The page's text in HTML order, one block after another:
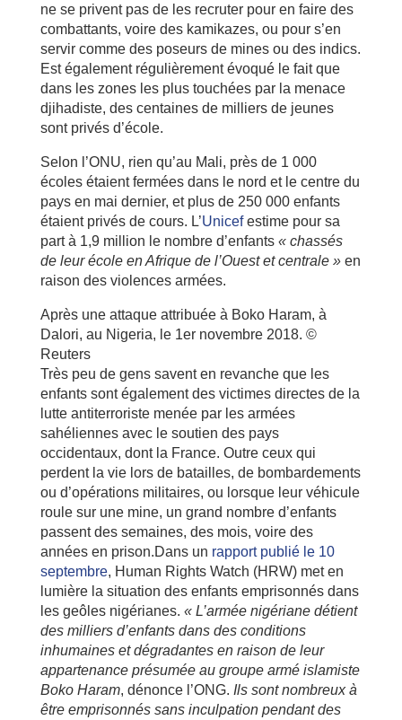
ne se privent pas de les recruter pour en faire des
combattants, voire des kamikazes, ou pour s’en
servir comme des poseurs de mines ou des indics.
Est également régulièrement évoqué le fait que
dans les zones les plus touchées par la menace
djihadiste, des centaines de milliers de jeunes
sont privés d’école.
Selon l’ONU, rien qu’au Mali, près de 1 000
écoles étaient fermées dans le nord et le centre du
pays en mai dernier, et plus de 250 000 enfants
étaient privés de cours. L’Unicefestime pour sa
part à 1,9 million le nombre d’enfants « chassés
de leur école en Afrique de l’Ouest et centrale »en
raison des violences armées.
Après une attaque attribuée à Boko Haram, à
Dalori, au Nigeria, le 1er novembre 2018. ©
Reuters
Très peu de gens savent en revanche que les
enfants sont également des victimes directes de la
lutte antiterroriste menée par les armées
sahéliennes avec le soutien des pays
occidentaux, dont la France. Outre ceux qui
perdent la vie lors de batailles, de bombardements
ou d’opérations militaires, ou lorsque leur véhicule
roule sur une mine, un grand nombre d’enfants
passent des semaines, des mois, voire des
années en prison.Dans un rapport publié le 10
septembre, Human Rights Watch (HRW) met en
lumière la situation des enfants emprisonnés dans
les geôles nigérianes. « L’armée nigériane détient
des milliers d’enfants dans des conditions
inhumaines et dégradantes en raison de leur
appartenance présumée au groupe armé islamiste
Boko Haram, dénonce l’ONG. Ils sont nombreux à
être emprisonnés sans inculpation pendant des